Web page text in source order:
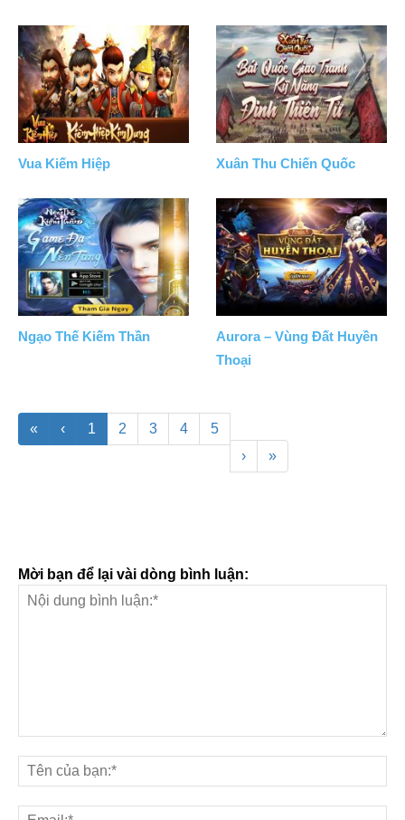
Vua Kiếm Hiệp Xuân Thu Chiến Quốc
Ngạo Thế Kiếm Thần
Aurora – Vùng Đất Huyền
Thoại
« ‹ 1 2 3 4
5
›
»
Mời bạn để lại vài dòng bình luận: